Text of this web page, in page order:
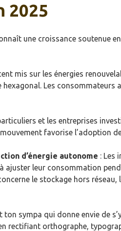
2025
une croissance soutenue
mis sur les énergies
Les
et les entreprises
favorise l’adoption
d’énergie autonome : Les
ajuster leur consommation
le stockage hors
sympa qui donne envie de
rectifiant orthographe,